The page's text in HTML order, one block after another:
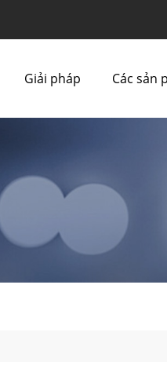
Giải pháp Các sản